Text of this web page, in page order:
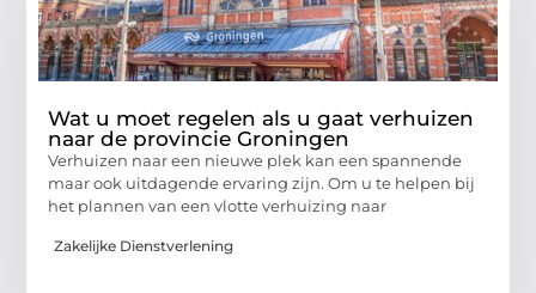
Wat u moet regelen als u gaat verhuizen
naar de provincie Groningen
Verhuizen naar een nieuwe plek kan een spannende
maar ook uitdagende ervaring zijn. Om u te helpen bij
het plannen van een vlotte verhuizing naar
Zakelijke Dienstverlening